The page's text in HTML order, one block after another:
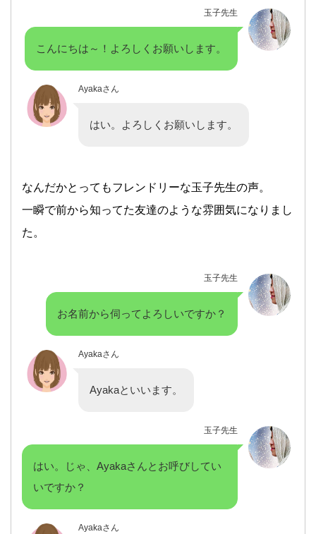
玉子先生
こんにちは～！よろしくお願いします。
Ayakaさん
はい。よろしくお願いします。
なんだかとってもフレンドリーな玉子先生の声。
一瞬で前から知ってた友達のような雰囲気になりまし
た。
玉子先生
お名前から伺ってよろしいですか？
Ayakaさん
Ayakaといいます。
玉子先生
はい。じゃ、Ayakaさんとお呼びしてい
いですか？
Ayakaさん